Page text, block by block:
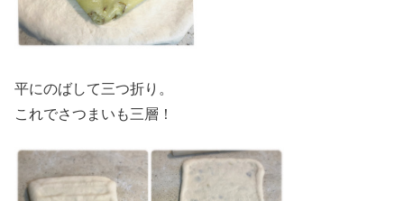
平にのばして三つ折り。
これでさつまいも三層！